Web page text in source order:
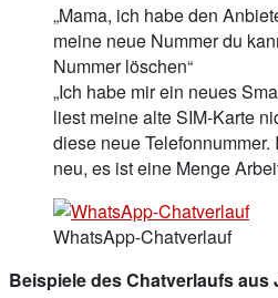
„Mama, ich habe den
meine neue Nummer du
Nummer löschen“
„Ich habe mir ein neues
liest meine alte SIM-Karte
diese neue
neu, es ist eine Menge
WhatsApp-Chatverlauf
Beispiele des Chatverlaufs aus